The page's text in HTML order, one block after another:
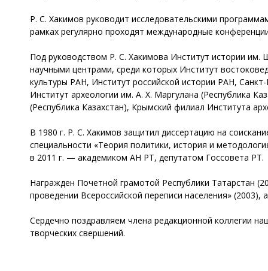
Р. С. Хакимов руководит исследовательскими
рамках регулярно проходят международные
Под руководством Р. С. Хакимова Институт истории
научными центрами, среди которых Институт
культуры РАН, Институт российской истории РАН,
Институт археологии им. А. Х. Маргулана (Республика
(Республика Казахстан), Крымский филиал Института
В 1980 г. Р. С. Хакимов защитил диссертацию на
специальности «Теория политики, история и
в 2011 г. — академиком АН РТ, депутатом Госсовета РТ.
Награжден Почетной грамотой Республики Татарстан
проведении Всероссийской переписи населения»
Сердечно поздравляем члена редакционной коллегии
творческих свершений.